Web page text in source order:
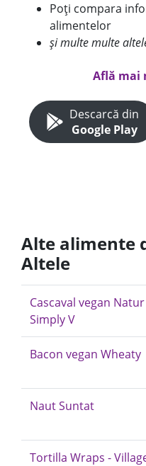
Poți compara
alimentelor
și multe multe
Află mai
Descarcă din
Google Play
Alte alimente
Altele
Cascaval vegan
Simply V
Bacon vegan Wheaty
Naut Suntat
Tortilla Wraps -